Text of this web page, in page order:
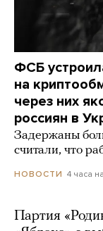
ФСБ
на
через них
россиян в
Задержаны
считали, что
НОВОСТИ 4 часа
Партия